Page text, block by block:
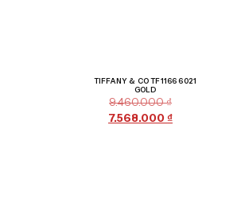
TIFFANY & CO TF1166 6021
GOLD
9.460.000₫
7.568.000₫